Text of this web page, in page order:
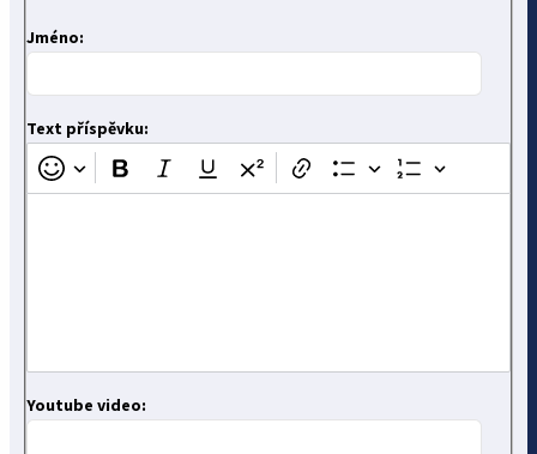
Jméno:
Text příspěvku:
Youtube video: